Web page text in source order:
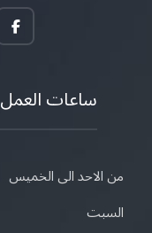
ساعات العمل
من الاحد الى الخميس
السبت